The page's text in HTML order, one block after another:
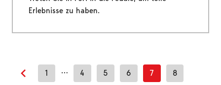
Erlebnisse zu haben.
Previous page
1 … 4 5 6 7 8